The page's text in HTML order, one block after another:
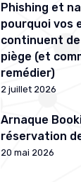
Phishing et
pourquoi vos
continuent
piège (et
remédier)
2 juillet 2026
Arnaque
réservation
20 mai 2026